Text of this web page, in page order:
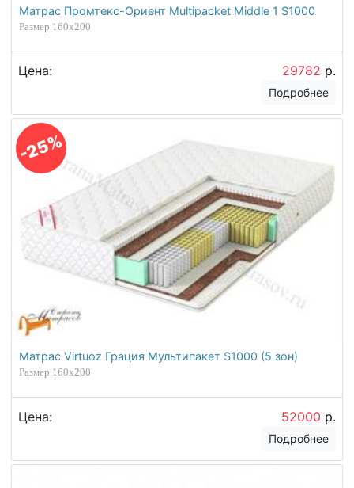
Матрас Промтекс-Ориент Multipacket Middle 1 S1000
Размер 160х200
Цена: 29782 р.
Подробнее
-25%
Матрас Virtuoz Грация Мультипакет S1000 (5 зон)
Размер 160х200
Цена: 52000 р.
Подробнее